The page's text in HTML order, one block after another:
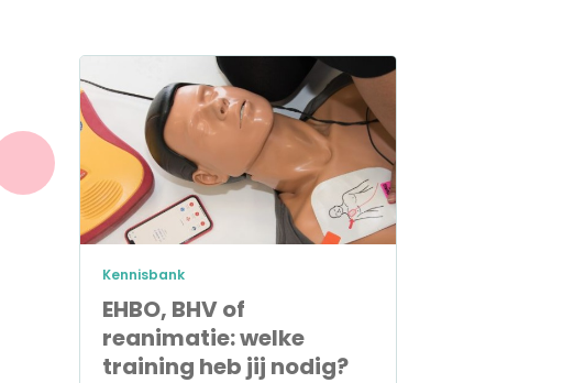
EHBO, BHV of
reanimatie: welke
training heb jij nodig?
Kennisbank